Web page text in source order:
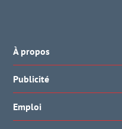
À propos
Publicité
Emploi